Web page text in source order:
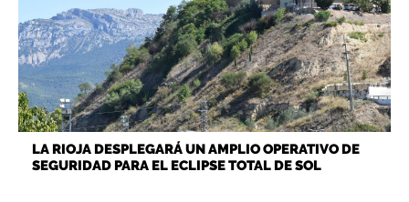
LA RIOJA DESPLEGARÁ UN AMPLIO OPERATIVO DE
SEGURIDAD PARA EL ECLIPSE TOTAL DE SOL